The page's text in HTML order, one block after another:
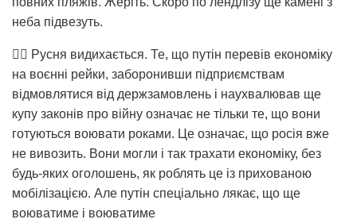
неба підвезуть.
👉🏻 Русня видихається. Те, що путін перевів економіку
на воєнні рейки, заборонивши підприємствам
відмовлятися від держзамовлень і наухвалював ще
купу законів про війну означає не тільки те, що вони
готуються воювати роками. Це означає, що росія вже
не вивозить. Вони могли і так трахати економіку, без
будь-яких оголошень, як роблять це із прихованою
мобілізацією. Але путін спеціально лякає, що ще
воюватиме і воюватиме